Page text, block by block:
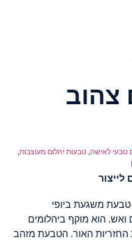
צהוב
טבעי לאישה, טבעות יהלום מעוצבות,
משגעת ביופי
ואש. הוא מוקף ביהלומים
החזריות האור. הטבעת מזהב